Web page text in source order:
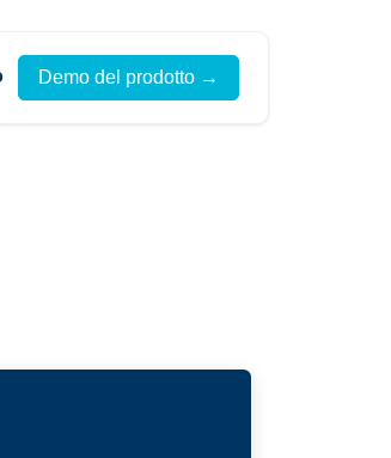
Demo del prodotto →